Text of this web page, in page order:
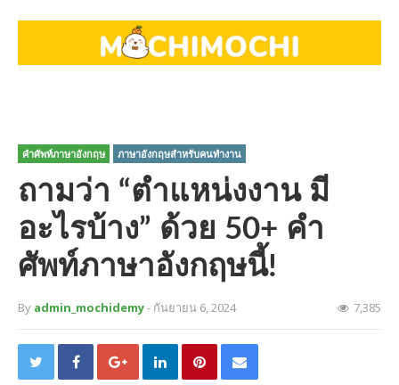
คำศัพท์ภาษาอังกฤษ ภาษาอังกฤษสำหรับคนทำงาน
ถามว่า “ตําแหน่งงาน มี
อะไรบ้าง” ด้วย 50+ คำ
ศัพท์ภาษาอังกฤษนี้!
By admin_mochidemy- กันยายน 6, 2024 7,385